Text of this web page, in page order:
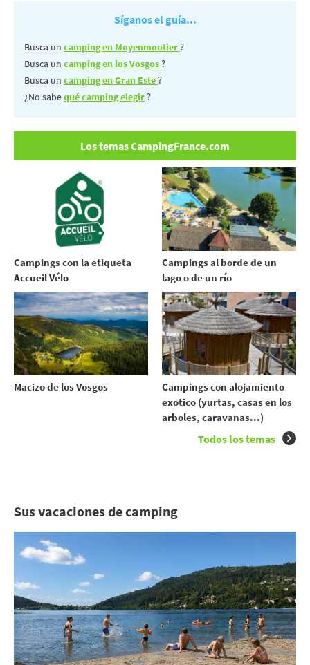
Síganos el guía...
Busca un camping en Moyenmoutier?
Busca un camping en los Vosgos?
Busca un camping en Gran Este?
¿No sabequé camping elegir?
Los temas CampingFrance.com
Campings con la etiqueta
Accueil Vélo
Campings al borde de un
lago o de un río
Macizo de los Vosgos
Campings con alojamiento
exotico (yurtas, casas en los
arboles, caravanas...)
Todos los temas
Sus vacaciones de camping